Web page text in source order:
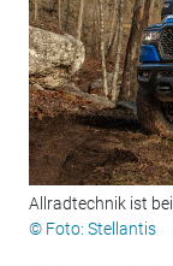
Allradtechnik ist
© Foto: Stellantis